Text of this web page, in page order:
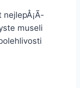
nejlepÅ¡Ã­
museli